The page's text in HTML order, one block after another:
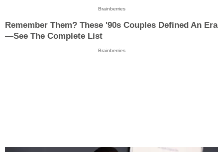
Brainberries
Remember Them? These '90s Couples Defined An Era
—See The Complete List
Brainberries